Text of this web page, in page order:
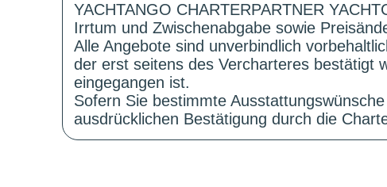
YACHTANGO CHARTERPARTNER
Irrtum und Zwischenabgabe sowie
Alle Angebote sind unverbindlich
der erst seitens des Vercharteres bestätigt
eingegangen ist.
Sofern Sie bestimmte
ausdrücklichen Bestätigung durch die